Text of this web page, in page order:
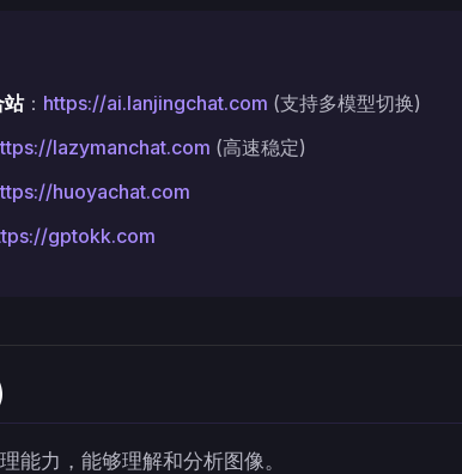
站： https://ai.lanjingchat.com (支持多模型切换)
lazymanchat.com (高速稳定)
huoyachat.com
gptokk.com
能力，能够理解和分析图像。